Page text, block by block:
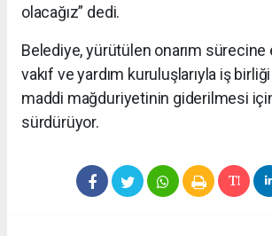
olacağız” dedi.
Belediye, yürütülen onarım sürecine
vakıf ve yardım kuruluşlarıyla iş
maddi mağduriyetinin giderilmesi için
sürdürüyor.